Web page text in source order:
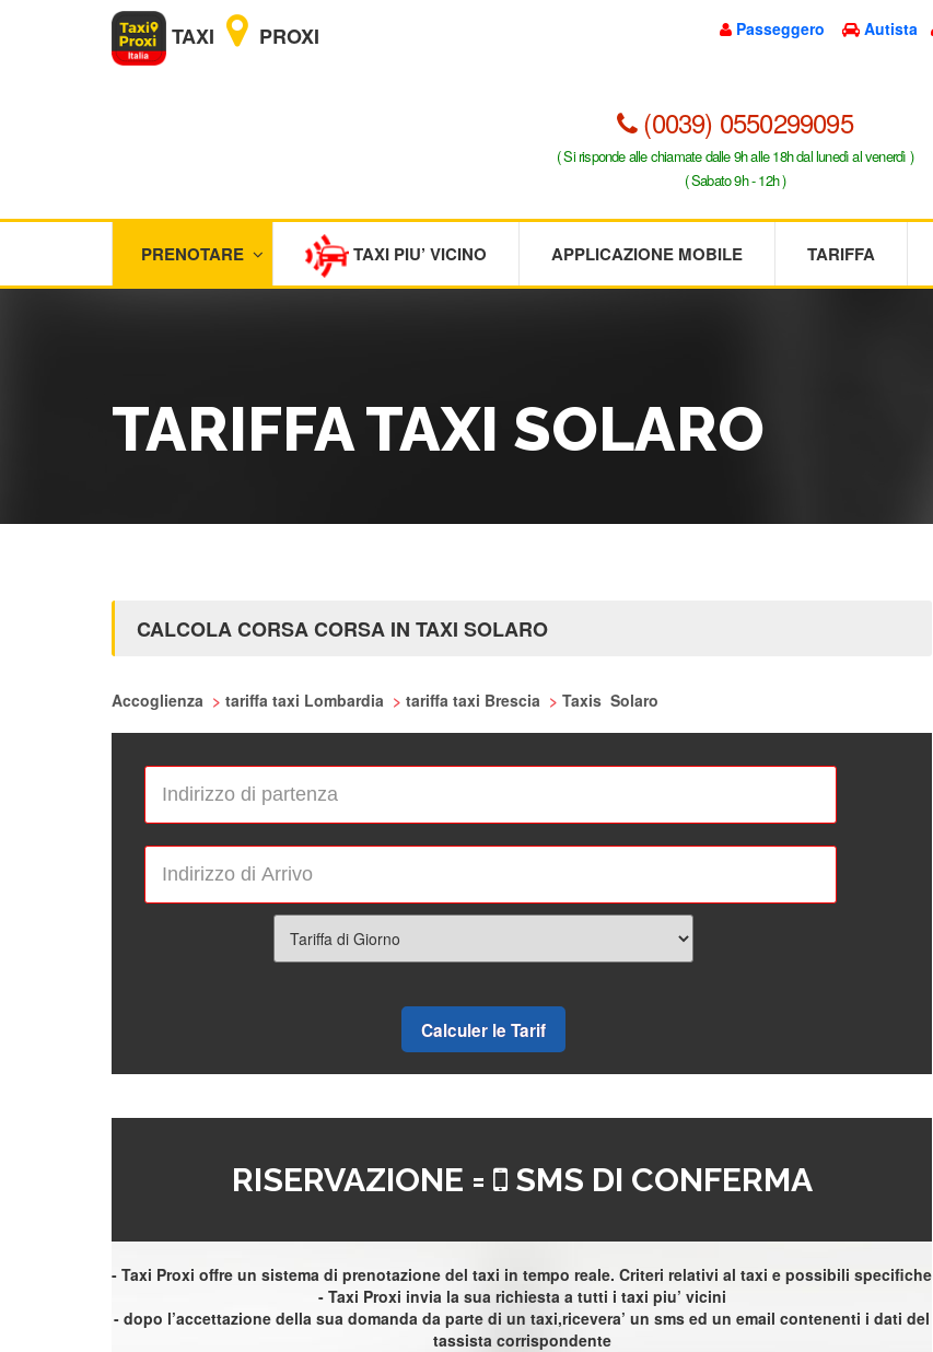
TAXI PROXI Passeggero Autista
(0039) 0550299095
( Si risponde alle chiamate dalle 9h alle 18h dal lunedì al venerdì )
( Sabato 9h - 12h )
PRENOTARE TAXI PIU’ VICINO APPLICAZIONE MOBILE TARIFFA
TARIFFA TAXI SOLARO
CALCOLA CORSA CORSA IN TAXI SOLARO
Accoglienza > tariffa taxi Lombardia > tariffa taxi Brescia > Taxis Solaro
Calculer le Tarif
RISERVAZIONE = SMS DI CONFERMA
- Taxi Proxi offre un sistema di prenotazione del taxi in tempo reale. Criteri relativi al taxi e possibili specifiche
- Taxi Proxi invia la sua richiesta a tutti i taxi piu’ vicini
- dopo l’accettazione della sua domanda da parte di un taxi,ricevera’ un sms ed un email contenenti i dati del
tassista corrispondente